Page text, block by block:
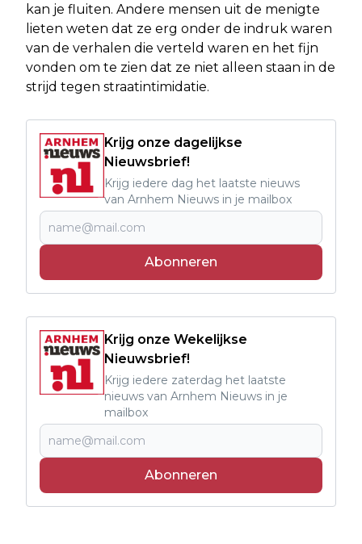
kan je fluiten. Andere mensen uit de menigte
lieten weten dat ze erg onder de indruk waren
van de verhalen die verteld waren en het fijn
vonden om te zien dat ze niet alleen staan in de
strijd tegen straatintimidatie.
Krijg onze dagelijkse
Nieuwsbrief!
Krijg iedere dag het laatste nieuws
van Arnhem Nieuws in je mailbox
Abonneren
Krijg onze Wekelijkse
Nieuwsbrief!
Krijg iedere zaterdag het laatste
nieuws van Arnhem Nieuws in je
mailbox
Abonneren